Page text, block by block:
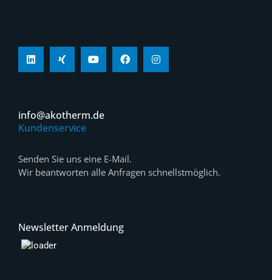
info@akotherm.de
Kundenservice
Senden Sie uns eine E-Mail.
Wir beantworten alle Anfragen schnellstmöglich.
Newsletter Anmeldung